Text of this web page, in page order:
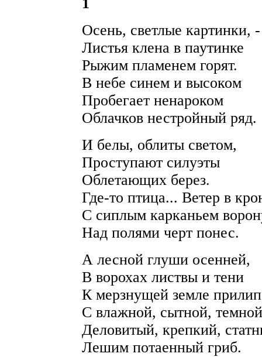
Осень, светлые картинки, -
Листья клена в паутинке
Рыжим пламенем горят.
В небе синем и высоком
Пробегает ненароком
Облачков нестройный ряд.
И белы, облиты светом,
Проступают силуэты
Облетающих берез.
Где-то птица... Ветер в
С сиплым карканьем
Над полями черт понес.
А лесной глуши осенней,
В ворохах листвы и тени
К мерзнущей земле
С влажной, сытной,
Деловитый, крепкий,
Лешим потаенный гриб.